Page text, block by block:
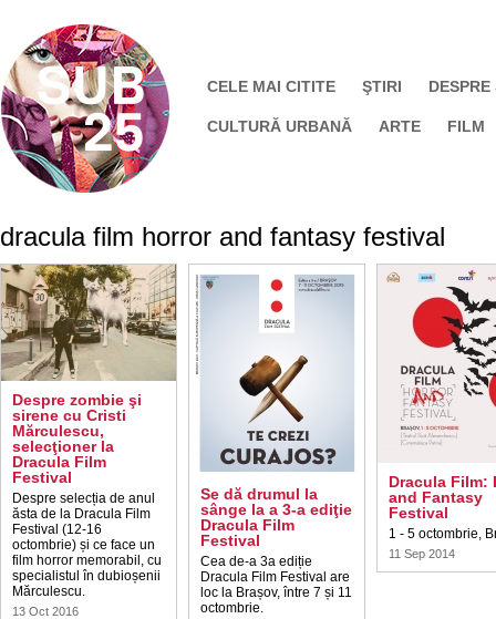
CELE MAI CITITE ŞTIRI DESPRE
CULTURĂ URBANĂ ARTE FILM
dracula film horror and fantasy festival
Despre zombie şi
sirene cu Cristi
Mărculescu,
selecţioner la
Dracula Film
Festival
Despre selecția de anul
ăsta de la Dracula Film
Festival (12-16
octombrie) și ce face un
film horror memorabil, cu
specialistul în dubioșenii
Mărculescu.
13 Oct 2016
Se dă drumul la
sânge la a 3-a ediţie
Dracula Film
Festival
Cea de-a 3a ediție
Dracula Film Festival are
loc la Brașov, între 7 și 11
octombrie.
Dracula Film:
and Fantasy
Festival
1 - 5 octombrie,
11 Sep 2014